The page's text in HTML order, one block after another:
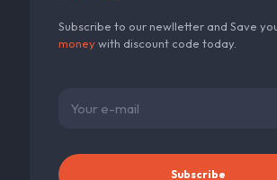
Subscribe to our newlletter and Save
moneywith discount code today.